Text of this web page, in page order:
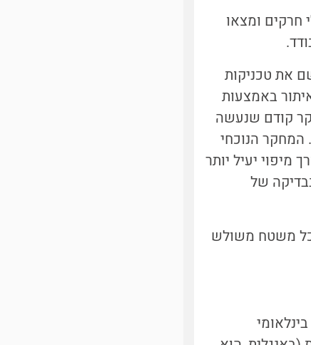
חרקים ומצאו
את טכניקות
באמצעות
קודם שנעשה
המחקר הנוכחי
מיפוי יעיל יותר
של
כל משטח משולש